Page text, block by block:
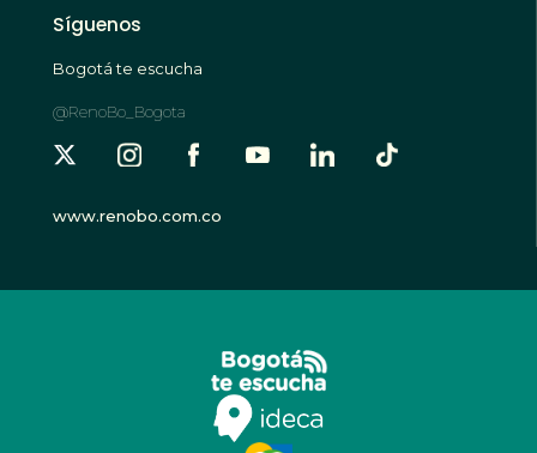
Síguenos
Bogotá te escucha
@RenoBo_Bogota
www.renobo.com.co